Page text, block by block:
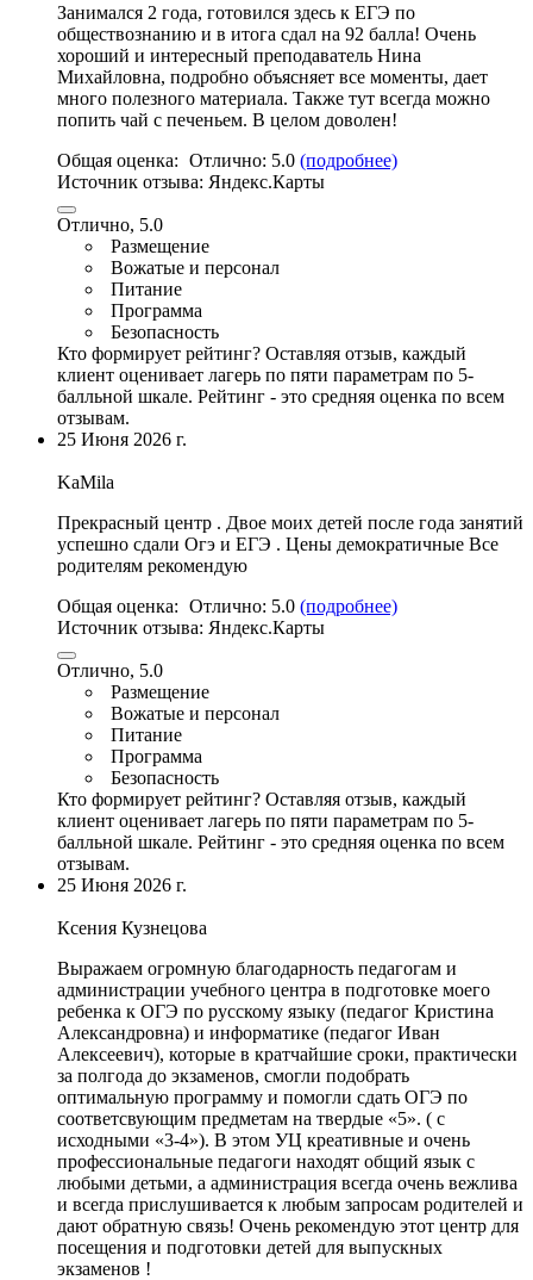
Занимался 2 года, готовился здесь к ЕГЭ по
обществознанию и в итога сдал на 92 балла! Очень
хороший и интересный преподаватель Нина
Михайловна, подробно объясняет все моменты, дает
много полезного материала. Также тут всегда можно
попить чай с печеньем. В целом доволен!
Общая оценка: Отлично: 5.0 (подробнее)
Источник отзыва: Яндекс.Карты
Отлично, 5.0
Размещение
Вожатые и персонал
Питание
Программа
Безопасность
Кто формирует рейтинг? Оставляя отзыв, каждый
клиент оценивает лагерь по пяти параметрам по 5-
балльной шкале. Рейтинг - это средняя оценка по всем
отзывам.
25 Июня 2026 г.
KaMila
Прекрасный центр . Двое моих детей после года занятий
успешно сдали Огэ и ЕГЭ . Цены демократичные Все
родителям рекомендую
Общая оценка: Отлично: 5.0 (подробнее)
Источник отзыва: Яндекс.Карты
Отлично, 5.0
Размещение
Вожатые и персонал
Питание
Программа
Безопасность
Кто формирует рейтинг? Оставляя отзыв, каждый
клиент оценивает лагерь по пяти параметрам по 5-
балльной шкале. Рейтинг - это средняя оценка по всем
отзывам.
25 Июня 2026 г.
Ксения Кузнецова
Выражаем огромную благодарность педагогам и
администрации учебного центра в подготовке моего
ребенка к ОГЭ по русскому языку (педагог Кристина
Александровна) и информатике (педагог Иван
Алексеевич), которые в кратчайшие сроки, практически
за полгода до экзаменов, смогли подобрать
оптимальную программу и помогли сдать ОГЭ по
соответсвующим предметам на твердые «5». ( с
исходными «3-4»). В этом УЦ креативные и очень
профессиональные педагоги находят общий язык с
любыми детьми, а администрация всегда очень вежлива
и всегда прислушивается к любым запросам родителей и
дают обратную связь! Очень рекомендую этот центр для
посещения и подготовки детей для выпускных
экзаменов !